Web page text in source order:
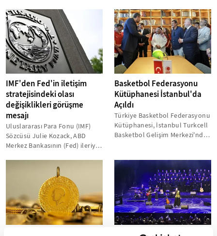
IMF'den Fed'in iletişim
stratejisindeki olası
değişiklikleri görüşme
mesajı
Uluslararası Para Fonu (IMF)
Sözcüsü Julie Kozack, ABD
Merkez Bankasının (Fed) ileriye
Basketbol Federasyonu
Kütüphanesi İstanbul'da
Açıldı
Türkiye Basketbol Federasyonu
Kütüphanesi, İstanbul Turkcell
Basketbol Gelişim Merkezi'nde